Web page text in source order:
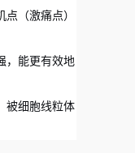
（激痛点）
，能更有效地
被细胞线粒体